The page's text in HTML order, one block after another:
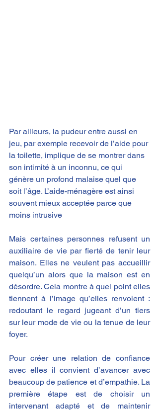
Par ailleurs, la pudeur entre aussi en
jeu, par exemple recevoir de l’aide pour
la toilette, implique de se montrer dans
son intimité à un inconnu, ce qui
génère un profond malaise quel que
soit l’âge​. L’aide-ménagère est ainsi
souvent mieux acceptée parce que
moins intrusive​
Mais certaines personnes refusent un
auxiliaire de vie par fierté de tenir leur
maison. Elles ne veulent pas accueillir
quelqu’un alors que la maison est en
désordre. Cela montre à quel point elles
tiennent à l’image qu’elles renvoient :
redoutant le regard jugeant d’un tiers
sur leur mode de vie ou la tenue de leur
foyer.
Pour créer une relation de confiance
avec elles il convient d’avancer avec
beaucoup de patience et d’empathie. La
première étape est de choisir un
intervenant adapté et de maintenir